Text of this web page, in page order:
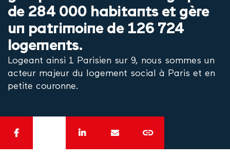
de 284 000 habitants et gère
un patrimoine de 126 724
logements.
Logeant ainsi 1 Parisien sur 9, nous sommes un
acteur majeur du logement social à Paris et en
petite couronne.